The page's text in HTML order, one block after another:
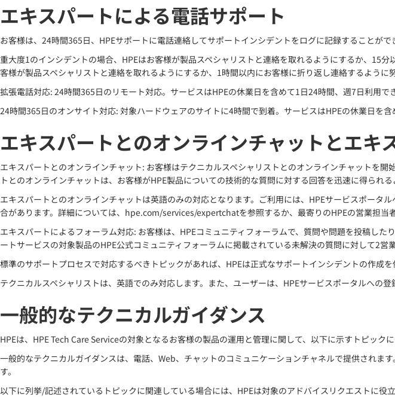
エキスパートによる電話サポート
お客様は、24時間365日、HPEサポートに電話連絡してサポートインシデントをログに記録することが
重大度1のインシデントの場合、HPEはお客様が製品スペシャリストと連絡を取れるようにするか、15
客様が製品スペシャリストと連絡を取れるようにするか、1時間以内にお客様に折り返し連絡するように努
拡張電話対応: 24時間365日のリモート対応。サービスはHPEの休業日を含めて1日24時間、週7日利用でき
24時間365日のオンサイト対応: 対象ハードウェアのサイトに4時間で到着。サービスはHPEの休業日を含
エキスパートとのオンラインチャットとエキ
エキスパートとのオンラインチャット: お客様はテクニカルスペシャリストとのオンラインチャットを
トとのオンラインチャットは、お客様がHPE製品についての技術的な質問に対する回答を迅速に得られる
エキスパートとのオンラインチャットは英語のみの対応となります。ご利用には、HPEサービスポー
合があります。詳細については、hpe.com/services/expertchatを参照するか、最寄りのHPEの営業担当
エキスパートによるフォーラム対応: お客様は、HPEコミュニティフォーラムで、質問や問題を投稿し
ートサービスの対象製品のHPE公式コミュニティフォーラムに掲載されている未解決の質問に対して2営
標準のサポートプロセスで対応するべきトピックがあれば、HPEは正式なサポートインシデントの作成
テクニカルスペシャリストは、英語でのみ対応します。また、ユーザーは、HPEサービスポータルへの
一般的なテクニカルガイダンス
HPEは、HPE Tech Care Serviceの対象となるお客様の製品の運用と管理に関して、以下に示すトピッ
一般的なテクニカルガイダンスは、電話、Web、チャットのコミュニケーションチャネルで提供され
す。
以下に列挙/記述されているトピックに関連している場合には、HPEは対象のアドバイスリクエストに役